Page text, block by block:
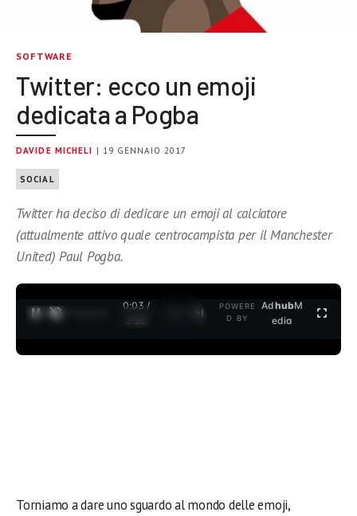
SOFTWARE
Twitter: ecco un emoji
dedicata a Pogba
DAVIDE MICHELI | 19 GENNAIO 2017
SOCIAL
Twitter ha deciso di dedicare un emoji al calciatore
(attualmente attivo quale centrocampista per il Manchester
United) Paul Pogba.
0:03 /
3:35
POWERE
D BY
AdhubM
edia
Torniamo a dare uno sguardo al mondo delle emoji,